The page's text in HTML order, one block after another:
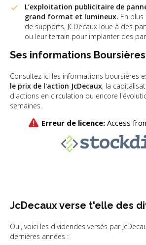
L’exploitation publicitaire de
grand format et lumineux. En plus
de supports, JCDecaux loue à des
ou leur terrain pour implanter des
Ses informations Boursières
Consultez ici les informations boursières
le prix de l'action JcDecaux, la
d'actions en circulation ou encore
semaines.
JcDecaux verse t'elle des
Oui, voici les dividendes versés par
dernières années :